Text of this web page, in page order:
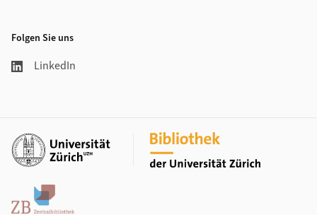
Folgen Sie uns
LinkedIn
Weiterführende Links